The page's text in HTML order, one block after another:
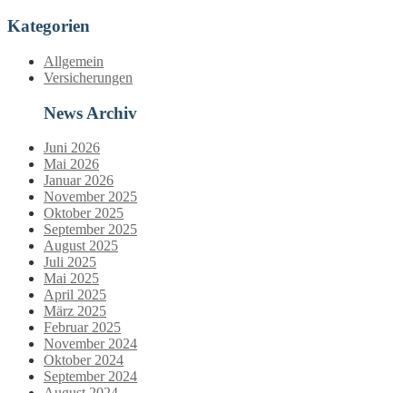
Kategorien
Allgemein
Versicherungen
News Archiv
Juni 2026
Mai 2026
Januar 2026
November 2025
Oktober 2025
September 2025
August 2025
Juli 2025
Mai 2025
April 2025
März 2025
Februar 2025
November 2024
Oktober 2024
September 2024